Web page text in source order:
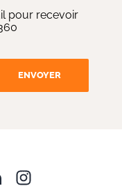
pour recevoir
ENVOYER